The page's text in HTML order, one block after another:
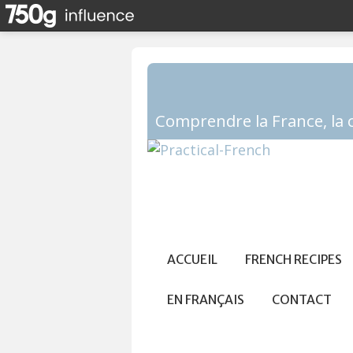
ACCUEIL FRENCH RECIPES
EN FRANÇAIS CONTACT